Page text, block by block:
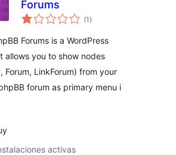
Forums
(1 total
de
)
Forums is a WordPress
allows you to show nodes
Forum, LinkForum) from your
forum as primary menu i
activas